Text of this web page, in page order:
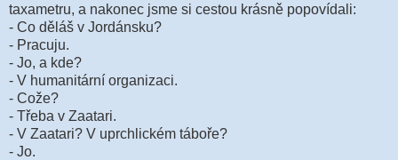
taxametru, a nakonec jsme si cestou krásně popovídali:
- Co děláš v Jordánsku?
- Pracuju.
- Jo, a kde?
- V humanitární organizaci.
- Cože?
- Třeba v Zaatari.
- V Zaatari? V uprchlickém táboře?
- Jo.